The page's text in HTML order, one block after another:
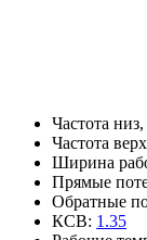
Частота
Частота
Ширина
Прямые
Обратные
КСВ: 1.35